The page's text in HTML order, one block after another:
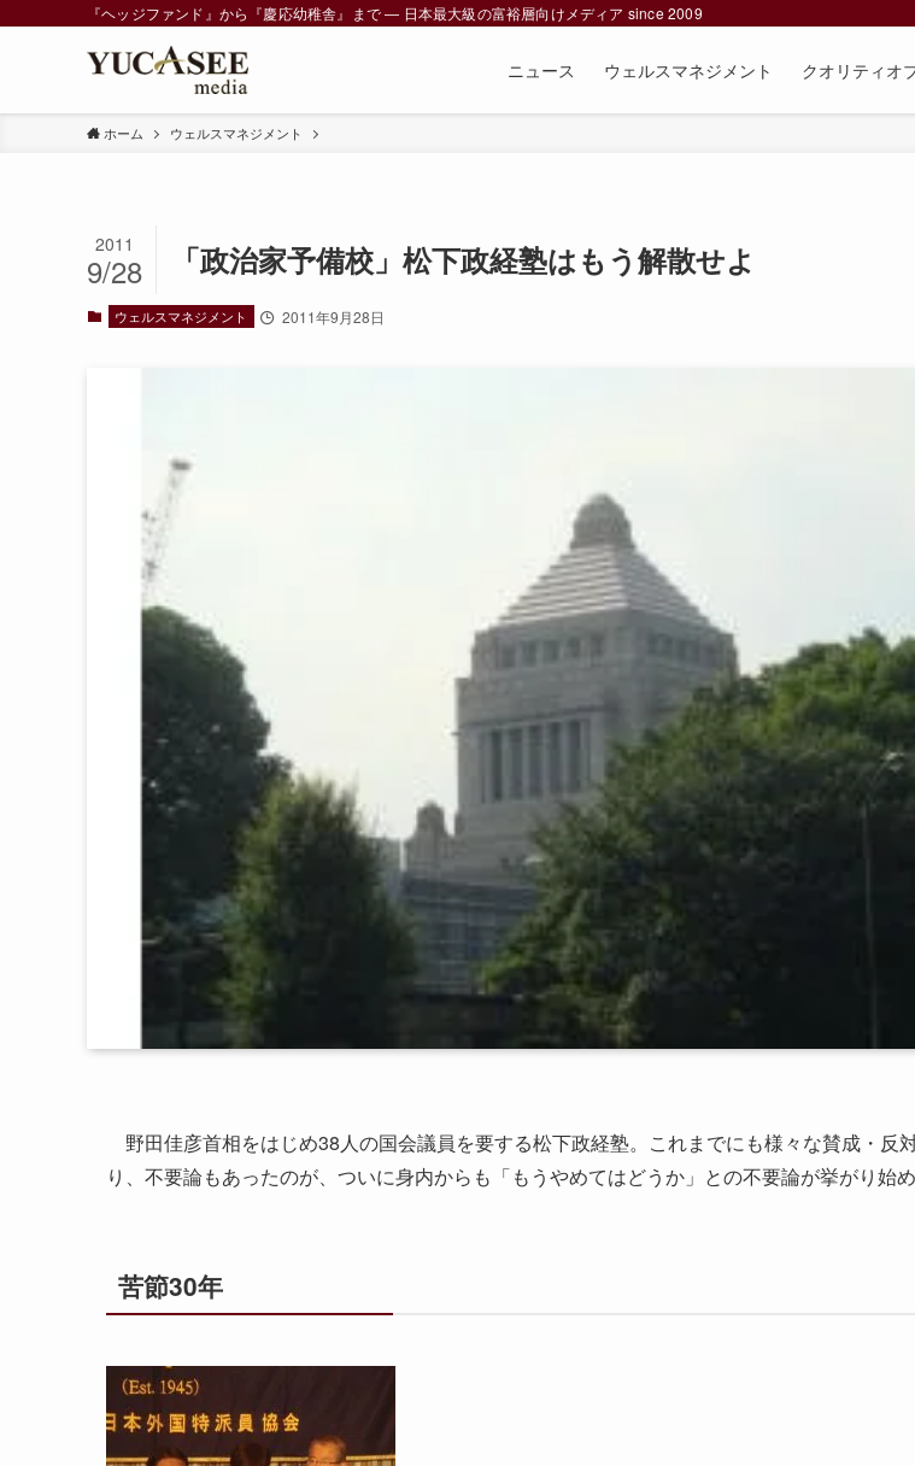
『ヘッジファンド』から『慶応幼稚舎』まで ― 日本最大級の富裕層向けメディア since 2009
ニュース ウェルスマネジメント クオリティオ
ホーム ウェルスマネジメント
「政治家予備校」松下政経塾はもう解散せよ
2011
9/28
ウェルスマネジメント 2011年9月28日
野田佳彦首相をはじめ38人の国会議員を要する松下政経塾。これまでにも様々な賛成・反
り、不要論もあったのが、ついに身内からも「もうやめてはどうか」との不要論が挙がり始め
苦節30年